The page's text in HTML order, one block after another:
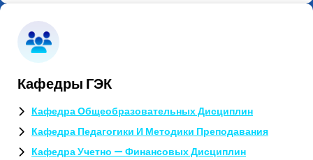
Кафедры ГЭК
Кафедра Общеобразовательных Дисциплин
Кафедра Педагогики И Методики Преподавания
Кафедра Учетно — Финансовых Дисциплин